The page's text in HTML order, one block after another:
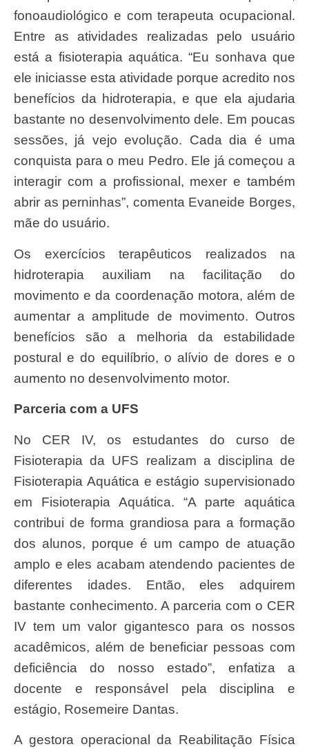
fonoaudiológico e com terapeuta ocupacional.
Entre as atividades realizadas pelo usuário
está a fisioterapia aquática. “Eu sonhava que
ele iniciasse esta atividade porque acredito nos
benefícios da hidroterapia, e que ela ajudaria
bastante no desenvolvimento dele. Em poucas
sessões, já vejo evolução. Cada dia é uma
conquista para o meu Pedro. Ele já começou a
interagir com a profissional, mexer e também
abrir as perninhas”, comenta Evaneide Borges,
mãe do usuário.
Os exercícios terapêuticos realizados na
hidroterapia auxiliam na facilitação do
movimento e da coordenação motora, além de
aumentar a amplitude de movimento. Outros
benefícios são a melhoria da estabilidade
postural e do equilíbrio, o alívio de dores e o
aumento no desenvolvimento motor.
Parceria com a UFS
No CER IV, os estudantes do curso de
Fisioterapia da UFS realizam a disciplina de
Fisioterapia Aquática e estágio supervisionado
em Fisioterapia Aquática. “A parte aquática
contribui de forma grandiosa para a formação
dos alunos, porque é um campo de atuação
amplo e eles acabam atendendo pacientes de
diferentes idades. Então, eles adquirem
bastante conhecimento. A parceria com o CER
IV tem um valor gigantesco para os nossos
acadêmicos, além de beneficiar pessoas com
deficiência do nosso estado”, enfatiza a
docente e responsável pela disciplina e
estágio, Rosemeire Dantas.
A gestora operacional da Reabilitação Física